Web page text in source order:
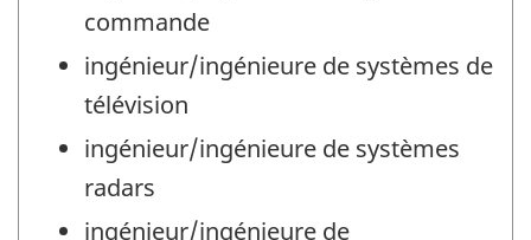
commande
ingénieur/ingénieure de systèmes de
télévision
ingénieur/ingénieure de systèmes
radars
ingénieur/ingénieure de